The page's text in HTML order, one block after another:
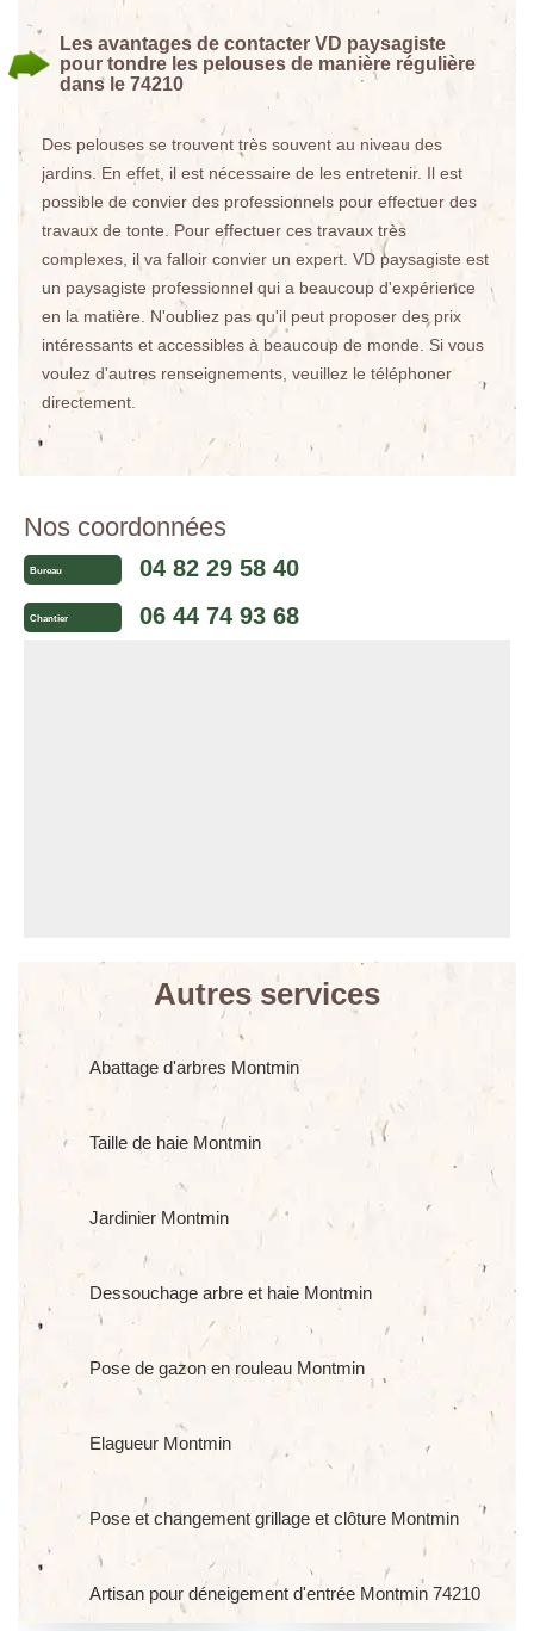
Les avantages de contacter VD paysagiste
pour tondre les pelouses de manière régulière
dans le 74210
Des pelouses se trouvent très souvent au niveau des
jardins. En effet, il est nécessaire de les entretenir. Il est
possible de convier des professionnels pour effectuer des
travaux de tonte. Pour effectuer ces travaux très
complexes, il va falloir convier un expert. VD paysagiste est
un paysagiste professionnel qui a beaucoup d'expérience
en la matière. N'oubliez pas qu'il peut proposer des prix
intéressants et accessibles à beaucoup de monde. Si vous
voulez d'autres renseignements, veuillez le téléphoner
directement.
Nos coordonnées
Bureau 04 82 29 58 40
Chantier 06 44 74 93 68
Autres services
Abattage d'arbres Montmin
Taille de haie Montmin
Jardinier Montmin
Dessouchage arbre et haie Montmin
Pose de gazon en rouleau Montmin
Elagueur Montmin
Pose et changement grillage et clôture Montmin
Artisan pour déneigement d'entrée Montmin 74210